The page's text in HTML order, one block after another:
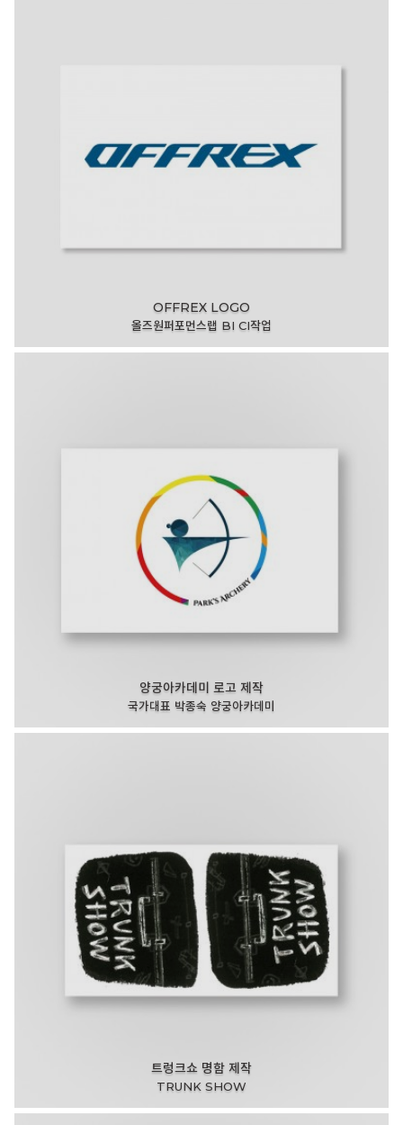
OFFREX LOGO
올즈원퍼포먼스랩 BI CI작업
양궁아카데미 로고 제작
국가대표 박종숙 양궁아카데미
트렁크쇼 명함 제작
TRUNK SHOW